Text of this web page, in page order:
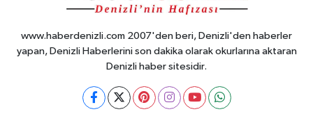
www.haberdenizli.com 2007'den beri, Denizli'den haberler
yapan, Denizli Haberlerini son dakika olarak okurlarına aktaran
Denizli haber sitesidir.